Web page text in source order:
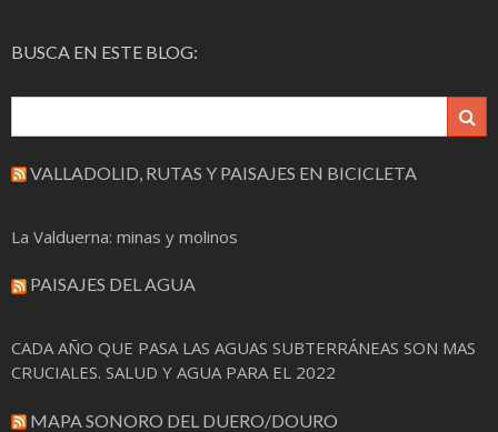
BUSCA EN ESTE BLOG:
VALLADOLID, RUTAS Y PAISAJES EN BICICLETA
La Valduerna: minas y molinos
PAISAJES DEL AGUA
CADA AÑO QUE PASA LAS AGUAS SUBTERRÁNEAS SON MAS
CRUCIALES. SALUD Y AGUA PARA EL 2022
MAPA SONORO DEL DUERO/DOURO